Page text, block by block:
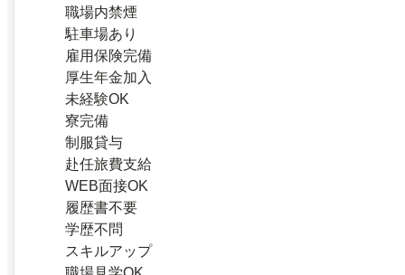
職場内禁煙
駐車場あり
雇用保険完備
厚生年金加入
未経験OK
寮完備
制服貸与
赴任旅費支給
WEB面接OK
履歴書不要
学歴不問
スキルアップ